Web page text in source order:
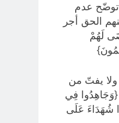
توضّح عدم
الحق أجر
لَهُمْ
ولا يفتّ من
فِي
شُهَدَاءَ عَلَى